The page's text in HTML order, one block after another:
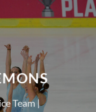
Team |